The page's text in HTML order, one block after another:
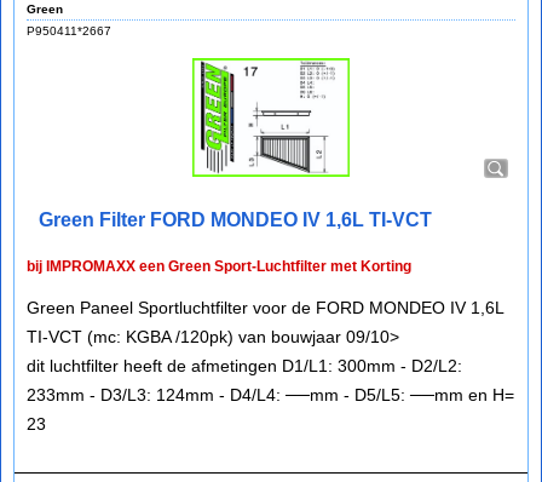
Green
P950411*2667
Green Filter FORD MONDEO IV 1,6L TI-VCT
bij IMPROMAXX een Green Sport-Luchtfilter met Korting
Green Paneel Sportluchtfilter voor de FORD MONDEO IV 1,6L
TI-VCT (mc: KGBA /120pk) van bouwjaar 09/10>
dit luchtfilter heeft de afmetingen D1/L1: 300mm - D2/L2:
233mm - D3/L3: 124mm - D4/L4: ──mm - D5/L5: ──mm en H=
23